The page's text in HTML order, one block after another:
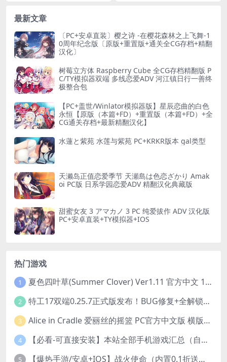
最新文章
〔PC+安卓直装〕樱之诗 -在樱花森林之上飞舞-1
0周年纪念版〔原版+重置版+通关全CG存档+精翻
汉化〕
树莓立方体 Raspberry Cube 全CG存档精翻版 P
C/TY模拟器双端 多线恋爱ADV 河江镇日行一善终
极整合包
【PC+盖世/Winlator模拟器版】星辰恋曲的白色
永恒【原版（本篇+FD）+重置版（本篇+FD）+全
CG通关存档+最新精翻汉化】
水蓮と紫苑 水莲与紫苑 PC+KRKR版本 gal类型
天濑岛正值恋爱季节 天瀬島は色恋ざかり Amak
oi PC版 日系学园恋爱ADV 精翻汉化典藏版
甜蜜女友 3 アマカノ 3 PC 纯爱拔作 ADV 汉化版
PC+安卓直装+TY模拟器+IOS
热门游戏
1 夏色四叶草(Summer Clover) Ver1.11 官方中文 1+4.35G 全CG 有CV 百度盘版本
2 特工17双端0.25.7正式版发布！BUG修复+全解锁存档+赞助码合集（安卓/PC/中文/动态）
3 Alice in Cradle 爱丽丝的摇篮 PC官方中文版 横版动作ACT 手绘幻想风 v0.29g 完整体验版
4 【必看-可直接安装】本站全部手机游戏汇总（自带修改器MOD）
5 【爆热手游/安卓+IOS】战火使命（内置0.1折送可触碰战姬）[中文/美女养成/整合兑换码/双端互通/更新]（公测）